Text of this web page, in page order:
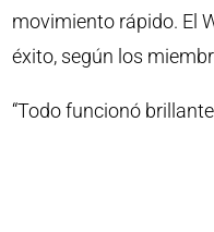
movimiento rápido. El
éxito, según los
“Todo funcionó